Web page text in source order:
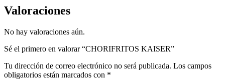
Valoraciones
No hay valoraciones aún.
Sé el primero en valorar “CHORIFRITOS KAISER”
Tu dirección de correo electrónico no será publicada. Los campos
obligatorios están marcados con *